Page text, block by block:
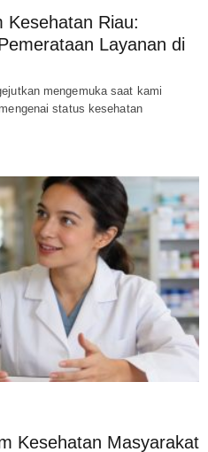
Kesehatan Riau:
Layanan di
mengemuka saat kami
status kesehatan
Kesehatan Masyarakat